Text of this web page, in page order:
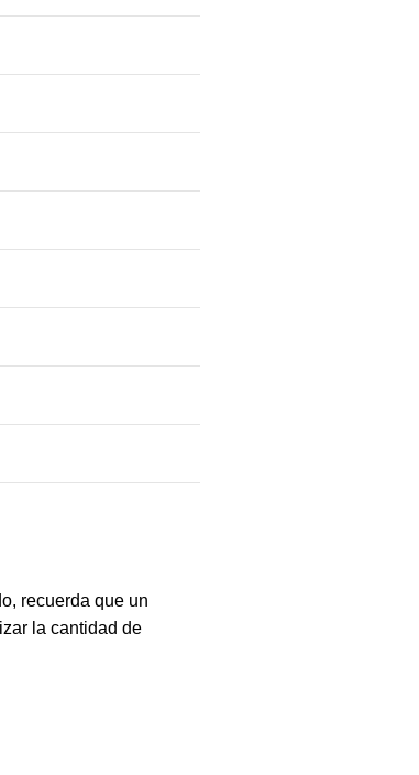
recuerda que un
la cantidad de